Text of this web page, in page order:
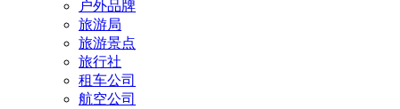
户外品牌
旅游局
旅游景点
旅行社
租车公司
航空公司